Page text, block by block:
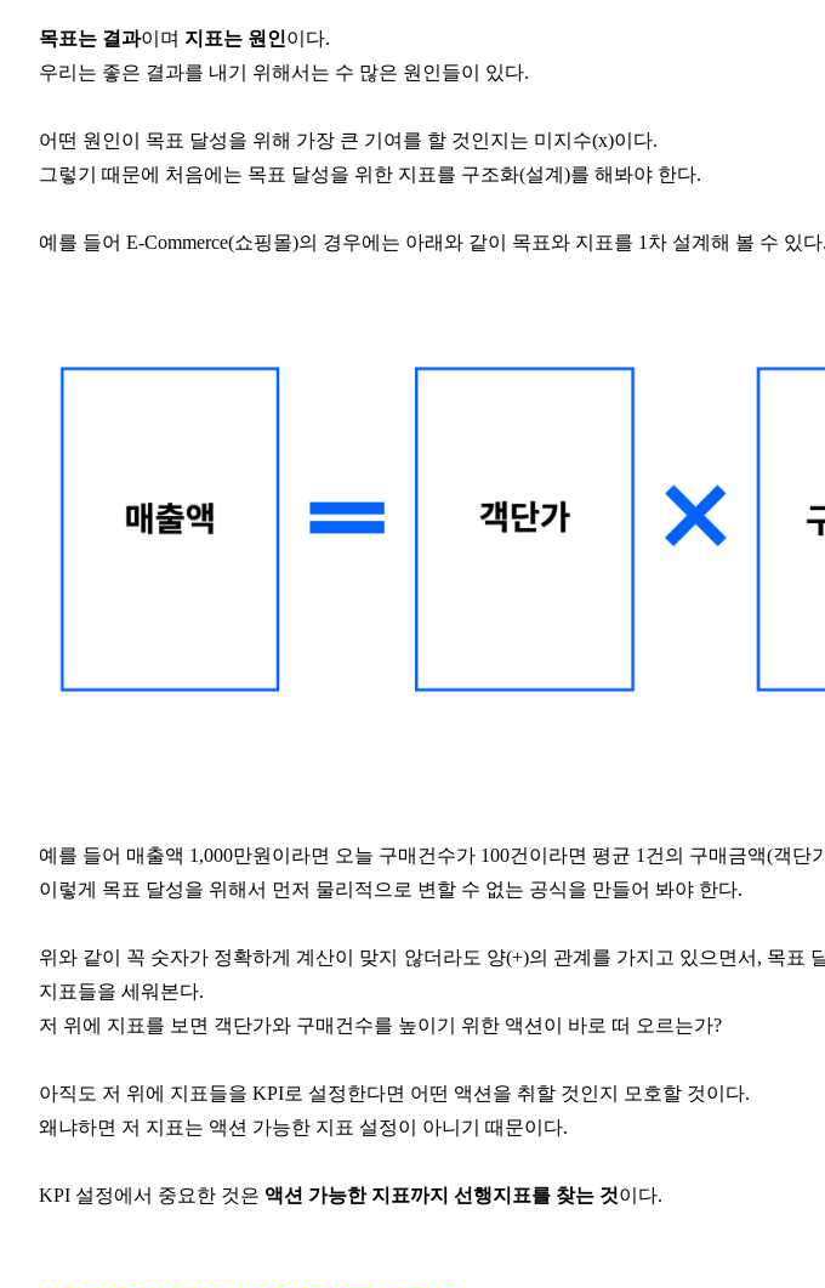
목표는 결과이며 지표는 원인이다.
우리는 좋은 결과를 내기 위해서는 수 많은 원인들이 있다.
어떤 원인이 목표 달성을 위해 가장 큰 기여를 할 것인지는 미지수(x)이다.
그렇기 때문에 처음에는 목표 달성을 위한 지표를 구조화(설계)를 해봐야 한다.
예를 들어 E-Commerce(쇼핑몰)의 경우에는 아래와 같이 목표와 지표를 1차 설계해 볼 수 있다.
예를 들어 매출액 1,000만원이라면 오늘 구매건수가 100건이라면 평균 1건의 구매금액(객단
이렇게 목표 달성을 위해서 먼저 물리적으로 변할 수 없는 공식을 만들어 봐야 한다.
위와 같이 꼭 숫자가 정확하게 계산이 맞지 않더라도 양(+)의 관계를 가지고 있으면서, 목표
지표들을 세워본다.
저 위에 지표를 보면 객단가와 구매건수를 높이기 위한 액션이 바로 떠 오르는가?
아직도 저 위에 지표들을 KPI로 설정한다면 어떤 액션을 취할 것인지 모호할 것이다.
왜냐하면 저 지표는 액션 가능한 지표 설정이 아니기 때문이다.
KPI 설정에서 중요한 것은 액션 가능한 지표까지 선행지표를 찾는 것이다.